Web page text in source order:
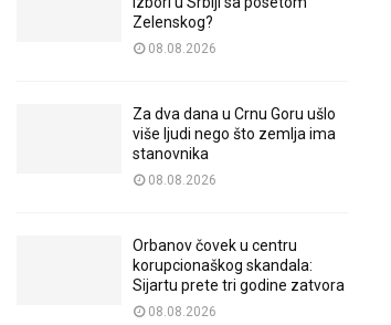
Zelenskog?
08.08.2026
Za dva dana u Crnu Goru ušlo
više ljudi nego što zemlja ima
stanovnika
08.08.2026
Orbanov čovek u centru
korupcionaškog skandala:
Sijartu prete tri godine zatvora
08.08.2026